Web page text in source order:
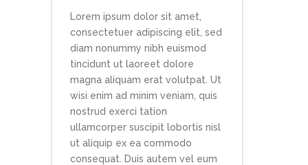
Lorem ipsum dolor sit amet,
consectetuer adipiscing elit, sed
diam nonummy nibh euismod
tincidunt ut laoreet dolore
magna aliquam erat volutpat. Ut
wisi enim ad minim veniam, quis
nostrud exerci tation
ullamcorper suscipit lobortis nisl
ut aliquip ex ea commodo
consequat. Duis autem vel eum